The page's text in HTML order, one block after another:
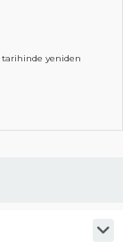
tarihinde yeniden